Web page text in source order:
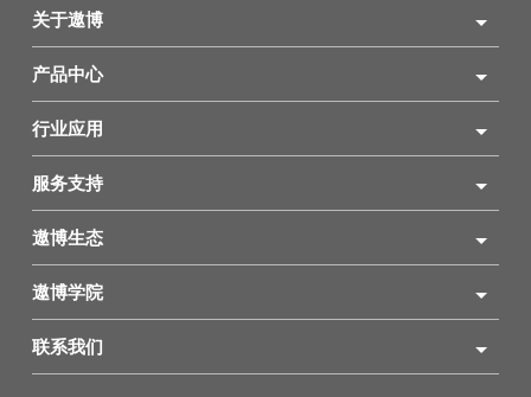
关于遨博
产品中心
行业应用
服务支持
遨博生态
遨博学院
联系我们